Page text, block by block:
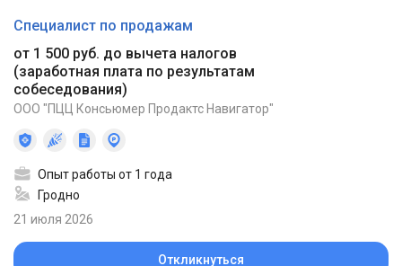
Специалист по продажам
от 1 500 руб. до вычета налогов
(заработная плата по результатам
собеседования)
ООО "ПЦЦ Консьюмер Продактс Навигатор"
Опыт работы от 1 года
Гродно
21 июля 2026
Откликнуться